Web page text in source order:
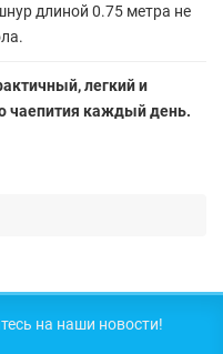
длиной 0.75 метра не
легкий и
чаепития каждый день.
на наши новости!